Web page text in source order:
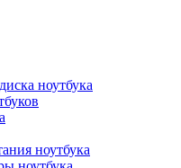
ноутбука
ноутбука